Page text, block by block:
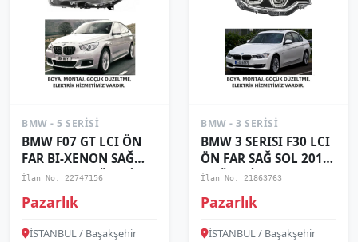
BMW - 5 SERISI
BMW F07 GT LCI ÖN
FAR BI-XENON SAĞ
SOL 2009 VE ÜZERİ
İlan No: 22747156
Pazarlık
İSTANBUL / Başakşehir
BMW - 3 SERISI
BMW 3 SERISI F30 LCI
ÖN FAR SAĞ SOL 2015
VE ÜZERİ KAMPANYA
İlan No: 21863763
Pazarlık
İSTANBUL / Başakşehir